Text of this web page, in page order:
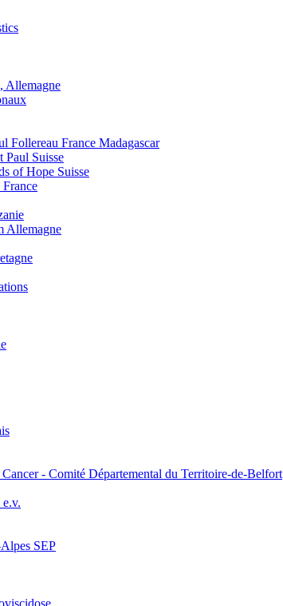
Allemagne
Follereau France Madagascar
Paul Suisse
of Hope Suisse
Allemagne
- Comité Départemental du Territoire-de-Belfort
SEP